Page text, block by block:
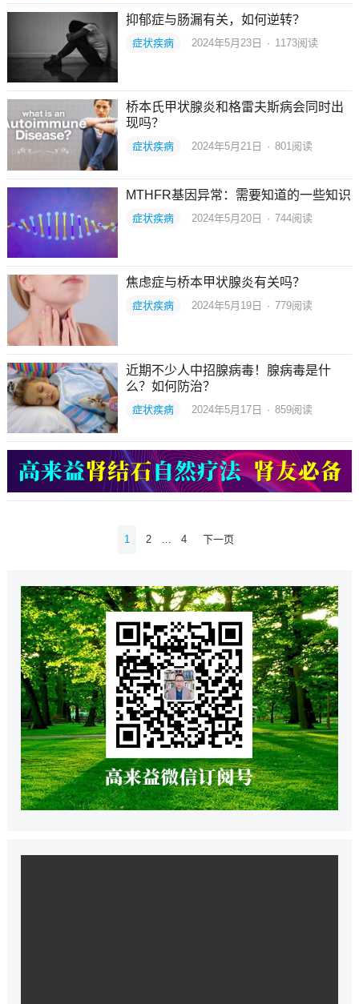
抑郁症与肠漏有关，如何逆转？
症状疾病 2024年5月23日 · 1173阅读
桥本氏甲状腺炎和格雷夫斯病会同时出
现吗？
症状疾病 2024年5月21日 · 801阅读
MTHFR基因异常：需要知道的一些知识
症状疾病 2024年5月20日 · 744阅读
焦虑症与桥本甲状腺炎有关吗？
症状疾病 2024年5月19日 · 779阅读
近期不少人中招腺病毒！腺病毒是什
么？如何防治？
症状疾病 2024年5月17日 · 859阅读
1 2 … 4 下一页